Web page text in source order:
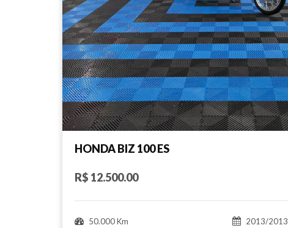
HONDA BIZ 100 ES
R$ 12.500.00
50.000 Km 2013/2013